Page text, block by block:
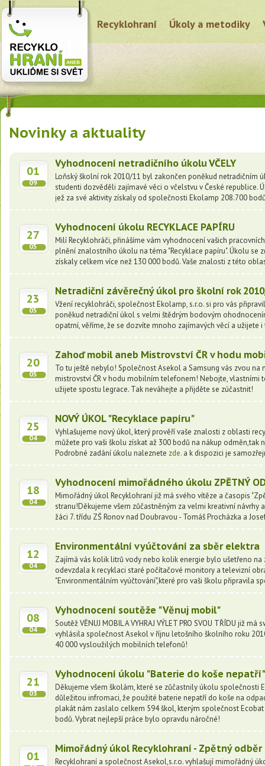
Recyklohraní Úkoly a metodiky
Novinky a aktuality
01
09
Vyhodnocení netradičního úkolu VČELY
Loňský školní rok 2010/11 byl zakončen poněkud netradičním
studenti dozvěděli zajímavé věci o včelstvu v České republice.
jež za své aktivity získaly od společnosti Ekolamp 208.700
27
05
Vyhodnocení úkolu RECYKLACE PAPÍRU
Milí Recyklohráči, přinášíme vám vyhodnocení vašich
plnění znalostního úkolu na téma "Recyklace papíru". Úkolu se
získaly celkem více než 130 000 bodů. Vaše znalosti z této
23
05
Netradiční závěrečný úkol pro školní rok
Vžení recyklohráči, společnost Ekolamp, s.r.o. si pro vás
poněkud netradiční úkol s velmi štědrým bodovým
opatrní, věříme, že se dozvíte mnoho zajímavých věcí a užijete
20
05
Zahoď mobil aneb Mistrovství ČR v hodu
To tu ještě nebylo! Společnost Asekol a Samsung vás zvou na
mistrovství ČR v hodu mobilním telefonem! Nebojte, vlastními
užijete spostu legrace. Tak neváhejte a přijděte se zúčastnit!
25
04
NOVÝ ÚKOL "Recyklace papíru"
Vyhlašujeme nový úkol, který prověří vaše znalosti z oblasti
můžete pro vaši školu získat až 300 bodů na nákup odměn,tak
Podrobné zadání úkolu naleznete zde. a k dispozici je
18
04
Vyhodnocení mimořádného úkolu ZPĚTNÝ
Mimořádný úkol Recyklohraní již má svého vítěze a časopis
stranu!Děkujeme všem zůčastněným za velmi kreativní návrhy
žáci 7. třídu ZŠ Ronov nad Doubravou - Tomáš Procházka a
12
04
Environmentální vyúčtování za sběr elektra
Zajímá vás kolik litrů vody nebo kolik energie bylo ušetřeno na
odevzdala k recyklaci staré počítačové monitory a televizní
"Environmentálním vyúčtování",které pro vaši školu připravila
08
04
Vyhodnocení soutěže "Věnuj mobil"
Soutěž VĚNUJ MOBIL A VYHRAJ VÝLET PRO SVOU TŘÍDU již
vyhlásila společnost Asekol v říjnu letošního školního roku
40 000 vysloužilých mobilních telefonů!
21
03
Vyhodnocení úkolu "Baterie do koše
Děkujeme všem školám, které se zůčastnily úkolu společnosti
důležitou infromaci, že použité baterie nepatří do koše na
plakát nám zaslalo celkem 594 škol, kterým společnost
bodů. Vybrat nejlepší práce bylo opravdu náročné!
01
Mimořádný úkol Recyklohraní - Zpětný odběr
Recyklohraní a společnost Asekol,s.r.o. vyhlašují mimořádný